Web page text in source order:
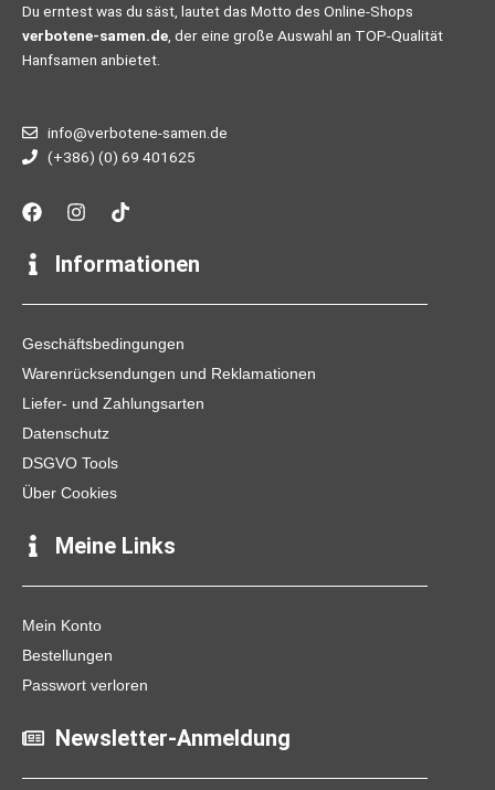
Du erntest was du säst, lautet das Motto des Online-Shops
verbotene-samen.de , der eine große Auswahl an TOP-Qualität
Hanfsamen anbietet.
info@verbotene-samen.de
(+386) (0) 69 401625
F
a
e
b
o
k
I
n
t
a
g
a
T
i
t
o
k
Informationen
Geschäftsbedingungen
Warenrücksendungen und Reklamationen
Liefer- und Zahlungsarten
Datenschutz
DSGVO Tools
Über Cookies
Meine Links
Mein Konto
Bestellungen
Passwort verloren
Newsletter-Anmeldung